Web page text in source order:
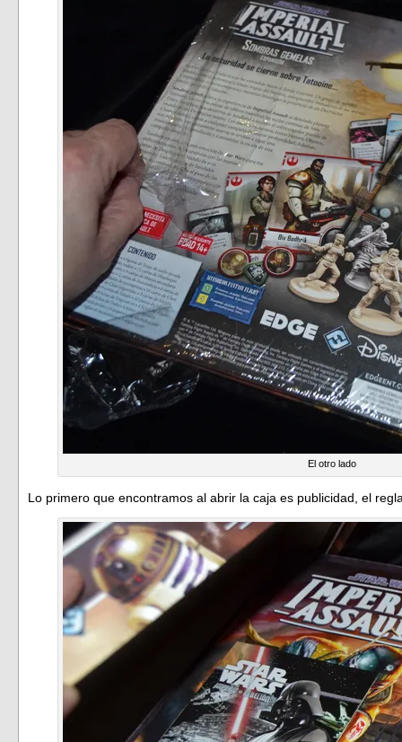
El otro lado
Lo primero que encontramos al abrir la caja es publicidad, el